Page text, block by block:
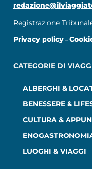
Registrazione
Privacy policy–
CATEGORIE DI
ALBERGHI &
BENESSERE &
CULTURA &
LUOGHI & VIAGGI